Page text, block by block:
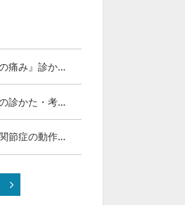
🎥『股関節の痛み』診かたとその対応
🎥外反母趾の診かた・考え方とアプローチ
🎥変形性膝関節症の動作評価とアプローチ - 階段昇降・正座（しゃがみ動作）編 -